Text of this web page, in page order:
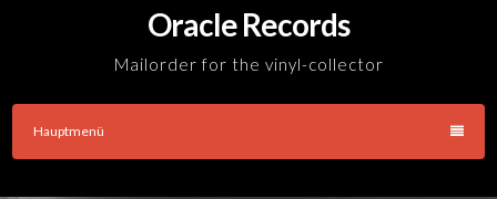
Oracle Records
Mailorder for the vinyl-collector
Hauptmenü